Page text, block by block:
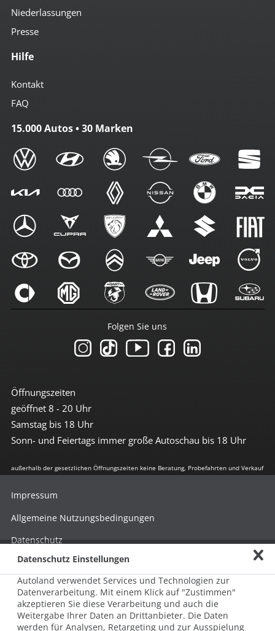
Niederlassungen
Presse
Hilfe
Kontakt
FAQ
15.000 Autos • 30 Marken
Öffnungszeiten
geöffnet 8 - 20 Uhr
Samstag bis 18 Uhr
Sonn- und Feiertags immer große Autoschau bis 18 Uhr
Folgen Sie uns
außerhalb der gesetzlichen Öffnungszeiten keine Beratung, Probefahrten und Verkauf
© 2026 AUTOLAND 24 SE & Co. Betriebs KG
Impressum
Allgemeine Nutzungsbedingungen
Datenschutz
Hinweisgebersystem nach HinSchG
Beschwerde nach LkSG
Grundsatzerklärung zum LkSG
Datenschutz Einstellungen
Autoland verwendet Services und Technologien zur
Datenverarbeitung. Mit einem Klick auf "Zustimmen"
akzeptieren Sie diese Verarbeitung und auch die
Weitergabe Ihrer Daten an Drittanbieter. Die Daten
werden für Analysen, Retargeting und zur Ausspielung